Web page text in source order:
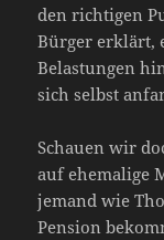
den richtigen
Bürger erklärt,
Belastungen
sich selbst
Schauen wir
auf ehemalige
jemand wie
Pension